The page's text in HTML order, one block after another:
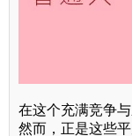
在这个充满竞争
然而，正是这些